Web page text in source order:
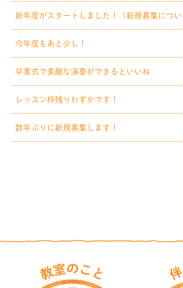
新年度がスタートしました！（新規募集につい
今年度もあと少し！
卒業式で素敵な演奏ができるといいね
レッスン枠残りわずかです！
数年ぶりに新規募集します！